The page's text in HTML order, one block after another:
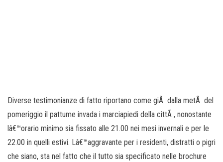
Diverse testimonianze di fatto riportano come giÃ dalla metÃ del
pomeriggio il pattume invada i marciapiedi della cittÃ , nonostante
lâ€™orario minimo sia fissato alle 21.00 nei mesi invernali e per le
22.00 in quelli estivi. Lâ€™aggravante per i residenti, distratti o pigri
che siano, sta nel fatto che il tutto sia specificato nelle brochure